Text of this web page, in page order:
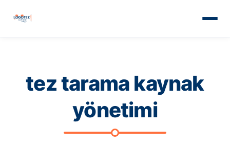
tez tarama kaynak
yönetimi